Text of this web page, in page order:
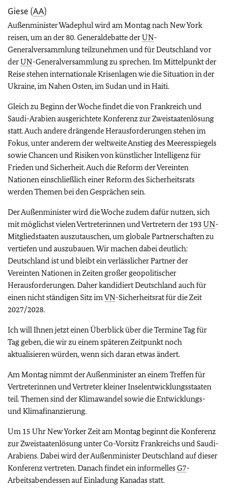
Giese (AA)
Außenminister Wadephul wird am Montag nach New York
reisen, um an der 80. Generaldebatte derUN-
Generalversammlung teilzunehmen und für Deutschland vor
derUN-Generalversammlung zu sprechen. Im Mittelpunkt der
Reise stehen internationale Krisenlagen wie die Situation in der
Ukraine, im Nahen Osten, im Sudan und in Haiti.
Gleich zu Beginn der Woche findet die von Frankreich und
Saudi-Arabien ausgerichtete Konferenz zur Zweistaatenlösung
statt. Auch andere drängende Herausforderungen stehen im
Fokus, unter anderem der weltweite Anstieg des Meeresspiegels
sowie Chancen und Risiken von künstlicher Intelligenz für
Frieden und Sicherheit. Auch die Reform der Vereinten
Nationen einschließlich einer Reform des Sicherheitsrats
werden Themen bei den Gesprächen sein.
Der Außenminister wird die Woche zudem dafür nutzen, sich
mit möglichst vielen Vertreterinnen und Vertretern der 193 UN-
Mitgliedstaaten auszutauschen, um globale Partnerschaften zu
vertiefen und auszubauen. Wir machen dabei deutlich:
Deutschland ist und bleibt ein verlässlicher Partner der
Vereinten Nationen in Zeiten großer geopolitischer
Herausforderungen. Daher kandidiert Deutschland auch für
einen nicht ständigen Sitz imVN-Sicherheitsrat für die Zeit
2027/2028.
Ich will Ihnen jetzt einen Überblick über die Termine Tag für
Tag geben, die wir zu einem späteren Zeitpunkt noch
aktualisieren würden, wenn sich daran etwas ändert.
Am Montag nimmt der Außenminister an einem Treffen für
Vertreterinnen und Vertreter kleiner Inselentwicklungsstaaten
teil. Themen sind der Klimawandel sowie die Entwicklungs-
und Klimafinanzierung.
Um 15 Uhr New Yorker Zeit am Montag beginnt die Konferenz
zur Zweistaatenlösung unter Co-Vorsitz Frankreichs und Saudi-
Arabiens. Dabei wird der Außenminister Deutschland auf dieser
Konferenz vertreten. Danach findet ein informellesG7-
Arbeitsabendessen auf Einladung Kanadas statt.